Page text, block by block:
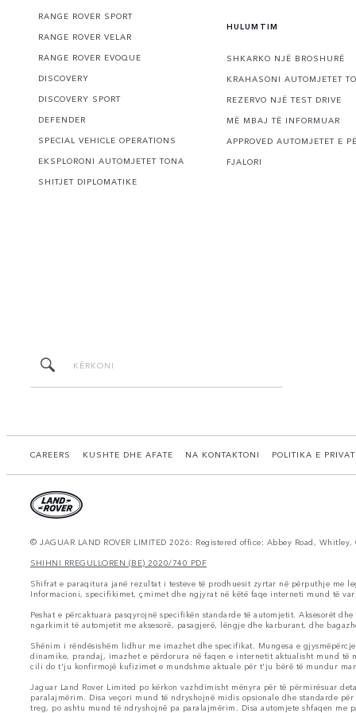
RANGE ROVER SPORT
RANGE ROVER VELAR
RANGE ROVER EVOQUE
DISCOVERY
DISCOVERY SPORT
DEFENDER
SPECIAL VEHICLE OPERATIONS
EKSPLORONI AUTOMJETET TONA
SHITJET DIPLOMATIKE
HULUMTIM
SHKARKO NJË BROSHURË
KRAHASONI AUTOMJETET
REZERVO NJË TEST DRIVE
MË MBAJ TË INFORMUAR
APPROVED AUTOMJETET E
FJALORI
CAREERS KUSHTE DHE AFATE NA KONTAKTONI POLITIKA E
© JAGUAR LAND ROVER LIMITED 2026: Registered office: Abbey Road,
SHIHNI RREGULLOREN (BE) 2020/740 PDF
Shifrat e paraqitura janë rezultat i testeve të prodhuesit zyrtar në përputhje me
Informacioni, specifikimet, çmimet dhe ngjyrat në këtë faqe interneti mund të
Peshat e përcaktuara pasqyrojnë specifikën standarde të automjetit. Aksesorët
ngarkimit të automjetit me aksesorë, pasagjerë, lëngje dhe karburant, dhe
Shënim i rëndësishëm lidhur me imazhet dhe specifikat. Mungesa e
dinamike, prandaj, imazhet e përdorura në faqen e internetit aktualisht mund të
cili do t'ju konfirmojë kufizimet e mundshme aktuale për t'ju bërë të mundur
Jaguar Land Rover Limited po kërkon vazhdimisht mënyra për të përmirësuar
paralajmërim. Disa veçori mund të ndryshojnë midis opsionale dhe standarde
treg, po ashtu mund të ndryshojnë pa paralajmërim. Disa automjete shfaqen